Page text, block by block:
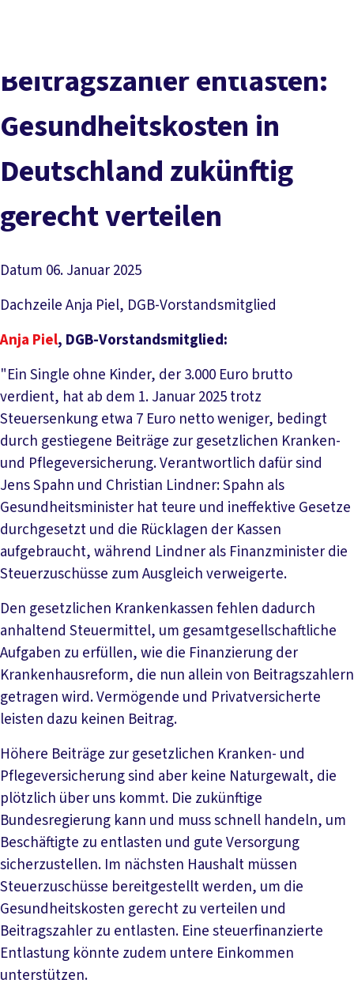
Service
Mitmachen Politik
Beitragszahler entlasten:
Gesundheitskosten in
Deutschland zukünftig
gerecht verteilen
Datum 06. Januar 2025
DachzeileAnja Piel, DGB-Vorstandsmitglied
Anja Piel, DGB-Vorstandsmitglied:
"Ein Single ohne Kinder, der 3.000 Euro brutto
verdient, hat ab dem 1. Januar 2025 trotz
Steuersenkung etwa 7 Euro netto weniger, bedingt
durch gestiegene Beiträge zur gesetzlichen Kranken-
und Pflegeversicherung. Verantwortlich dafür sind
Jens Spahn und Christian Lindner: Spahn als
Gesundheitsminister hat teure und ineffektive Gesetze
durchgesetzt und die Rücklagen der Kassen
aufgebraucht, während Lindner als Finanzminister die
Steuerzuschüsse zum Ausgleich verweigerte.
Den gesetzlichen Krankenkassen fehlen dadurch
anhaltend Steuermittel, um gesamtgesellschaftliche
Aufgaben zu erfüllen, wie die Finanzierung der
Krankenhausreform, die nun allein von Beitragszahlern
getragen wird. Vermögende und Privatversicherte
leisten dazu keinen Beitrag.
Höhere Beiträge zur gesetzlichen Kranken- und
Pflegeversicherung sind aber keine Naturgewalt, die
plötzlich über uns kommt. Die zukünftige
Bundesregierung kann und muss schnell handeln, um
Beschäftigte zu entlasten und gute Versorgung
sicherzustellen. Im nächsten Haushalt müssen
Steuerzuschüsse bereitgestellt werden, um die
Gesundheitskosten gerecht zu verteilen und
Beitragszahler zu entlasten. Eine steuerfinanzierte
Entlastung könnte zudem untere Einkommen
unterstützen.